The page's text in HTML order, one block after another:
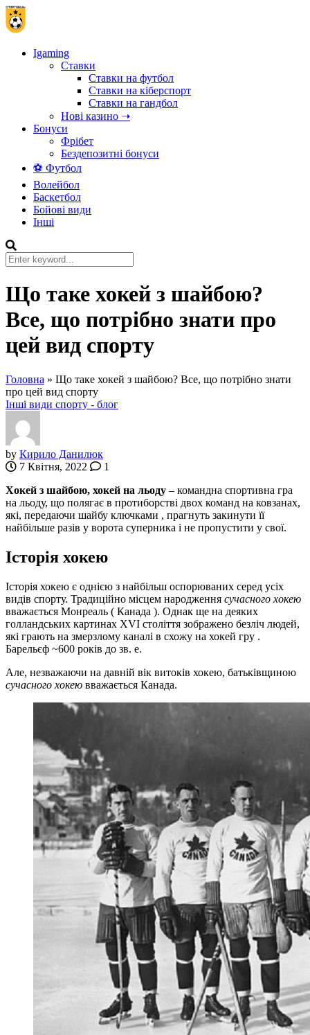
Igaming
Ставки
Ставки на футбол
Ставки на кіберспорт
Ставки на гандбол
Нові казино ➝
Бонуси
Фрібет
Бездепозитні бонуси
⚽ Футбол
Волейбол
Баскетбол
Бойові види
Інші
Що таке хокей з шайбою?
Все, що потрібно знати про
цей вид спорту
Головна » Що таке хокей з шайбою? Все, що потрібно знати
про цей вид спорту
Інші види спорту - блог
by Кирило Данилюк
7 Квітня, 2022
1
Хокей з шайбою, хокей на льоду – командна спортивна гра
на льоду, що полягає в протиборстві двох команд на ковзанах,
які, передаючи шайбу ключками , прагнуть закинути її
найбільше разів у ворота суперника і не пропустити у свої.
Історія хокею
Історія хокею є однією з найбільш оспорюваних серед усіх
видів спорту. Традиційно місцем народження сучасного хокею
вважається Монреаль ( Канада ). Однак ще на деяких
голландських картинах XVI століття зображено безліч людей,
які грають на змерзлому каналі в схожу на хокей гру .
Барельєф ~600 років до зв. е.
Але, незважаючи на давній вік витоків хокею, батьківщиною
сучасного хокею вважається Канада.